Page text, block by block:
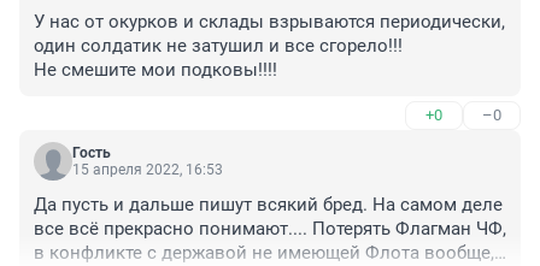
У нас от окурков и склады взрываются периодически,
один солдатик не затушил и все сгорело!!!
Не смешите мои подковы!!!!
+0 –0
Гость
15 апреля 2022, 16:53
Да пусть и дальше пишут всякий бред. На самом деле
все всё прекрасно понимают.... Потерять Флагман ЧФ,
в конфликте с державой не имеющей Флота вообще,